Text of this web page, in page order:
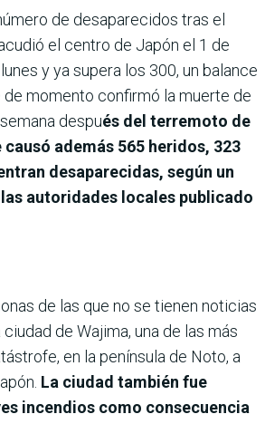
de desaparecidos tras el
el centro de Japón el 1 de
y ya supera los 300, un balance
de momento confirmó la muerte de
después del terremoto de
además 565 heridos, 323
desaparecidas, según un
autoridades locales publicado
de las que no se tienen noticias
de Wajima, una de las más
en la península de Noto, a
La ciudad también fue
incendios como consecuencia